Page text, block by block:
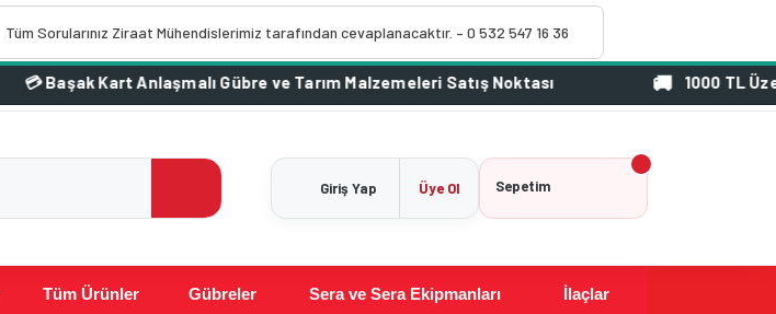
Tüm Sorularınız Ziraat Mühendislerimiz tarafından cevaplanacaktır. – 0 532 547 16 36
1000 TL Üzeri Siparişlerinizde
Giriş Yap Üye Ol Sepetim
Tüm Ürünler Gübreler Sera ve Sera Ekipmanları İlaçlar